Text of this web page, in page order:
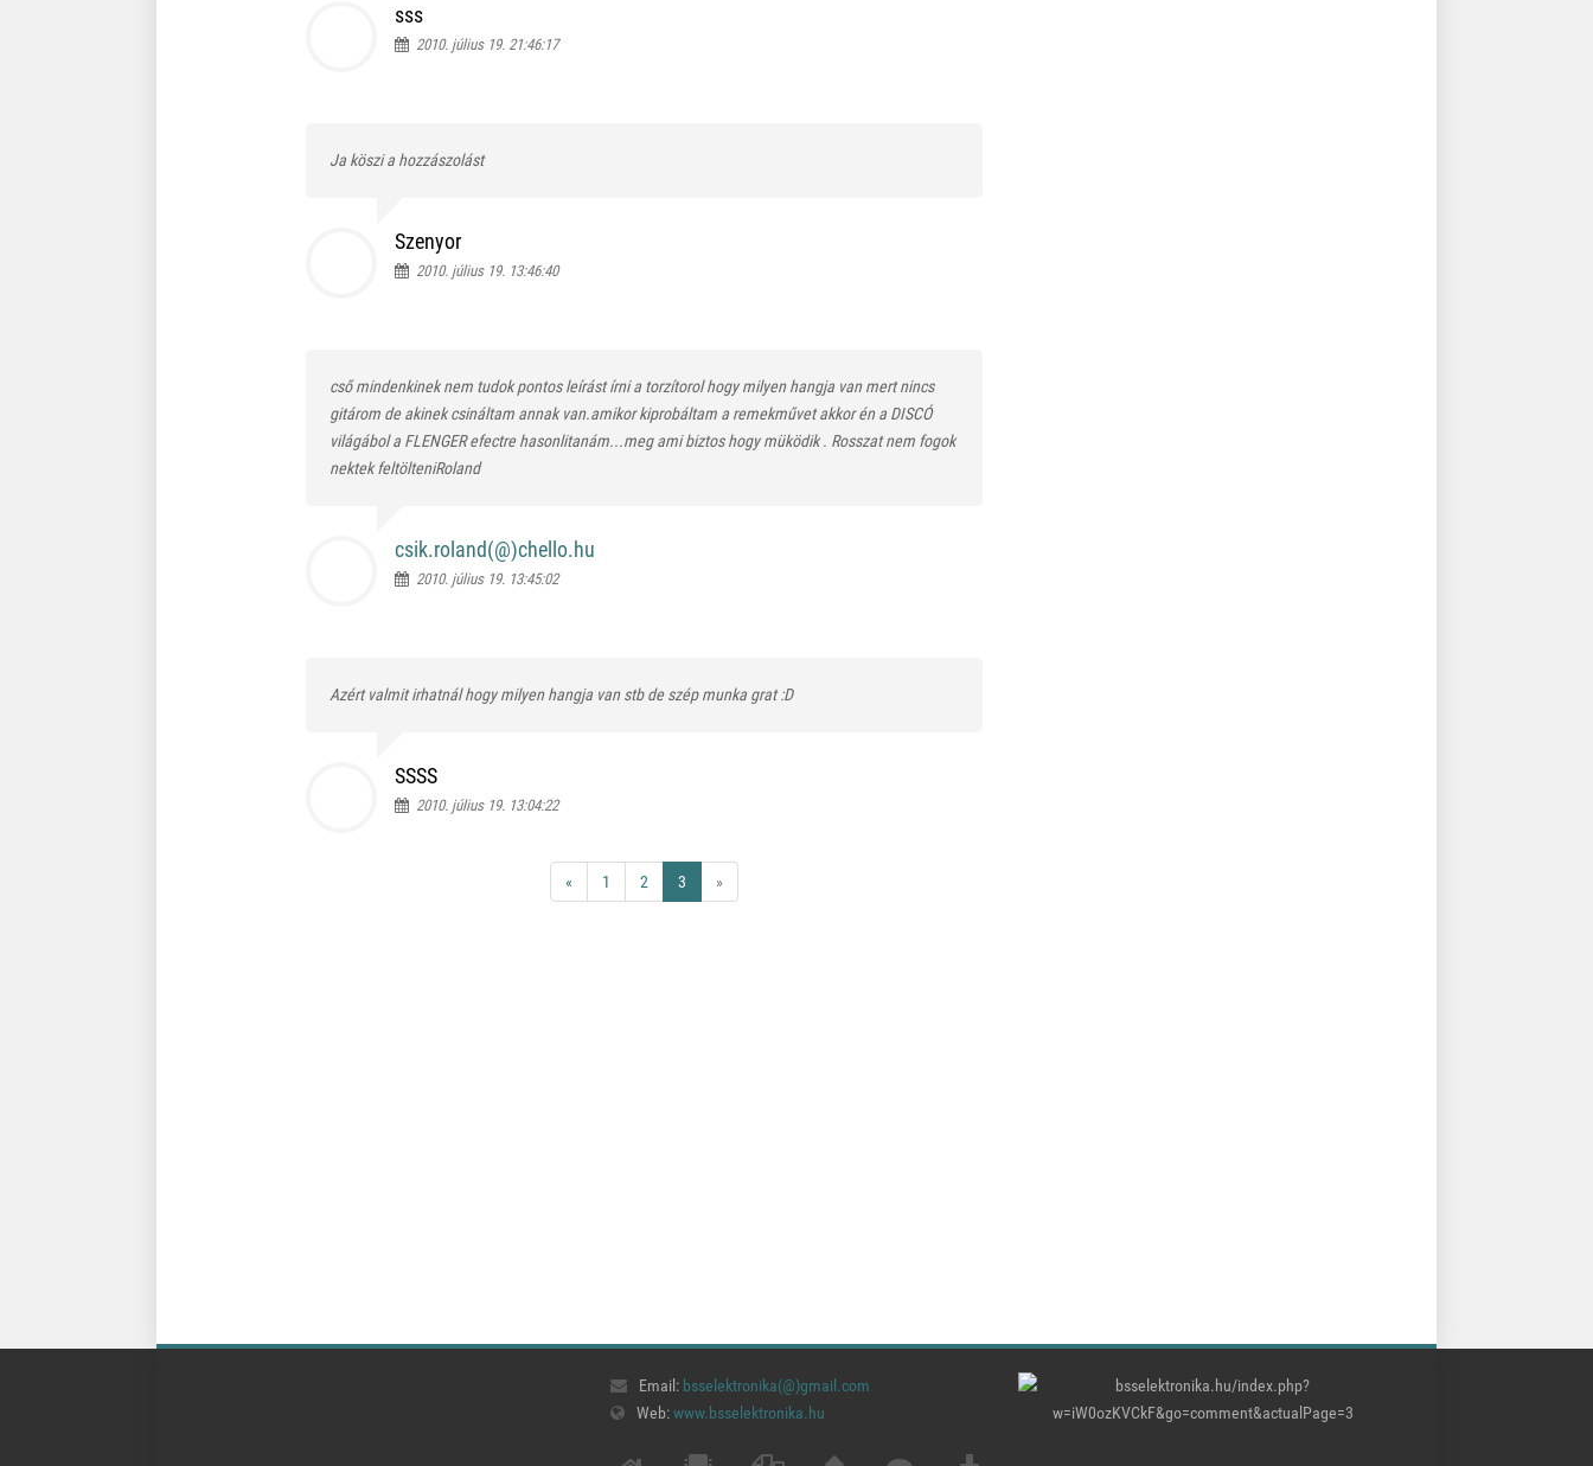
sss
2010. július 19. 21:46:17
Ja köszi a hozzászolást
Szenyor
2010. július 19. 13:46:40
cső mindenkinek nem tudok pontos leírást írni a torzítorol hogy milyen hangja van mert nincs
gitárom de akinek csináltam annak van.amikor kiprobáltam a remekművet akkor én a DISCÓ
világábol a FLENGER efectre hasonlitanám...meg ami biztos hogy müködik . Rosszat nem fogok
nektek feltölteniRoland
csik.roland(@)chello.hu
2010. július 19. 13:45:02
Azért valmit irhatnál hogy milyen hangja van stb de szép munka grat :D
SSSS
2010. július 19. 13:04:22
« 1 2 3 »
Email: bsselektronika(@)gmail.com
Web: www.bsselektronika.hu